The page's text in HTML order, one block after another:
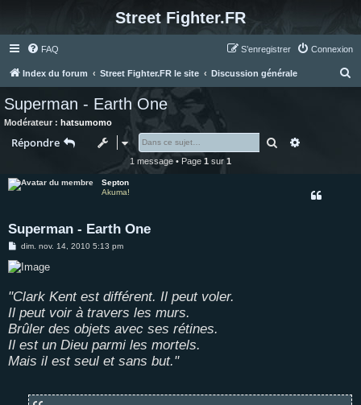
Street Fighter.FR
FAQ Connexion
S’enregistrer
Index du forum Street Fighter.FR le site Discussion générale
Superman - Earth One
Modérateur : hatsumomo
Répondre Rechercher
1 message • Page 1 sur1
Septon
Akuma!
Superman - Earth One
M
s
s
g
e
dim. nov. 14, 2010 5:13 pm
"Clark Kent est différent. Il peut voler.
Il peut voir à travers les murs.
Brûler des objets avec ses rétines.
Il est un Dieu parmi les mortels.
Mais il est seul et sans but."